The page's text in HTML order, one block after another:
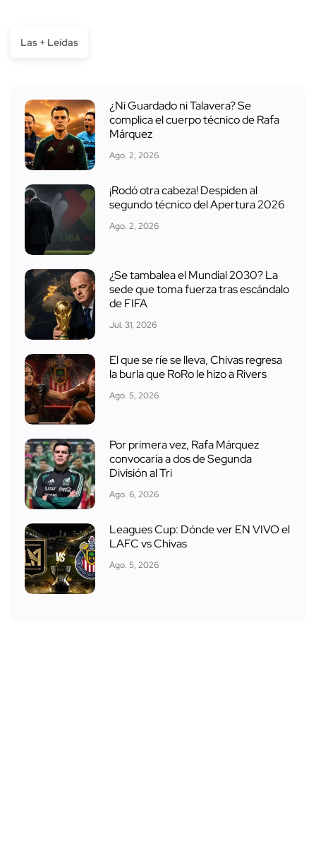
Las + Leídas
¿Ni Guardado ni Talavera? Se
complica el cuerpo técnico de Rafa
Márquez
Ago. 2, 2026
¡Rodó otra cabeza! Despiden al
segundo técnico del Apertura 2026
Ago. 2, 2026
¿Se tambalea el Mundial 2030? La
sede que toma fuerza tras escándalo
de FIFA
Jul. 31, 2026
El que se ríe se lleva, Chivas regresa
la burla que RoRo le hizo a Rivers
Ago. 5, 2026
Por primera vez, Rafa Márquez
convocaría a dos de Segunda
División al Tri
Ago. 6, 2026
Leagues Cup: Dónde ver EN VIVO el
LAFC vs Chivas
Ago. 5, 2026